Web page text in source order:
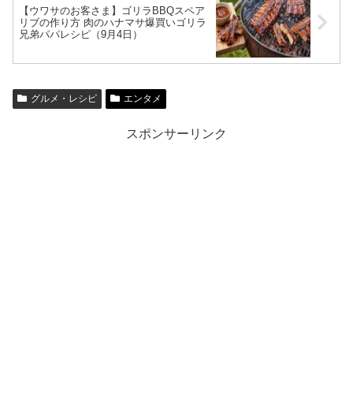
【ウワサのお客さま】ゴリラBBQスペア
リブの作り方 肉のハナマサ爆買いゴリラ
兄弟パパレシピ（9月4日）
グルメ・レシピ エンタメ
スポンサーリンク